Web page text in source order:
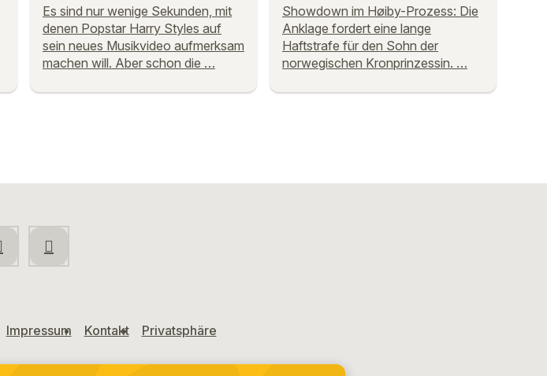
Es sind nur wenige Sekunden, mit
denen Popstar Harry Styles auf
sein neues Musikvideo aufmerksam
machen will. Aber schon die …
Showdown im Høiby-Prozess: Die
Anklage fordert eine lange
Haftstrafe für den Sohn der
norwegischen Kronprinzessin. …
Impressum Kontakt Privatsphäre